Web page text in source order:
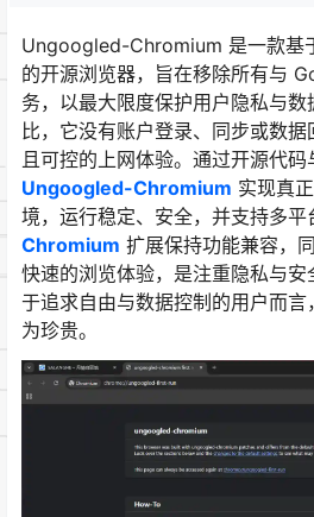
Ungoogled-Chromium 是一款基
的开源浏览器，旨在移除所有与
务，以最大限度保护用户隐私与
比，它没有账户登录、同步或数
且可控的上网体验。通过开源代码
Ungoogled-Chromium 实现真
境，运行稳定、安全，并支持多平
Chromium 扩展保持功能兼容，
快速的浏览体验，是注重隐私与
于追求自由与数据控制的用户而言，
为珍贵。